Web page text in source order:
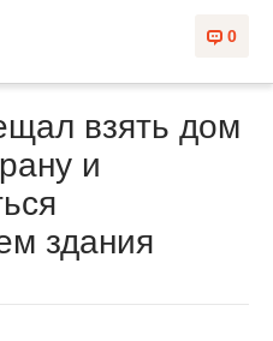
0
взять дом
и
здания